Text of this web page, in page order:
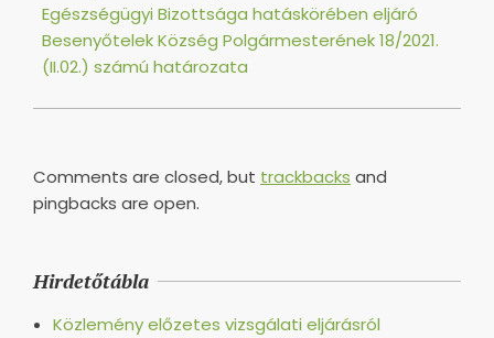
Egészségügyi Bizottsága hatáskörében eljáró
Besenyőtelek Község Polgármesterének 18/2021.
(II.02.) számú határozata
Comments are closed, but trackbacks and
pingbacks are open.
Hirdetőtábla
Közlemény előzetes vizsgálati eljárásról